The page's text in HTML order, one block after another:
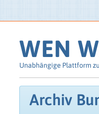
WEN W
Unabhängige Plattform
Archiv